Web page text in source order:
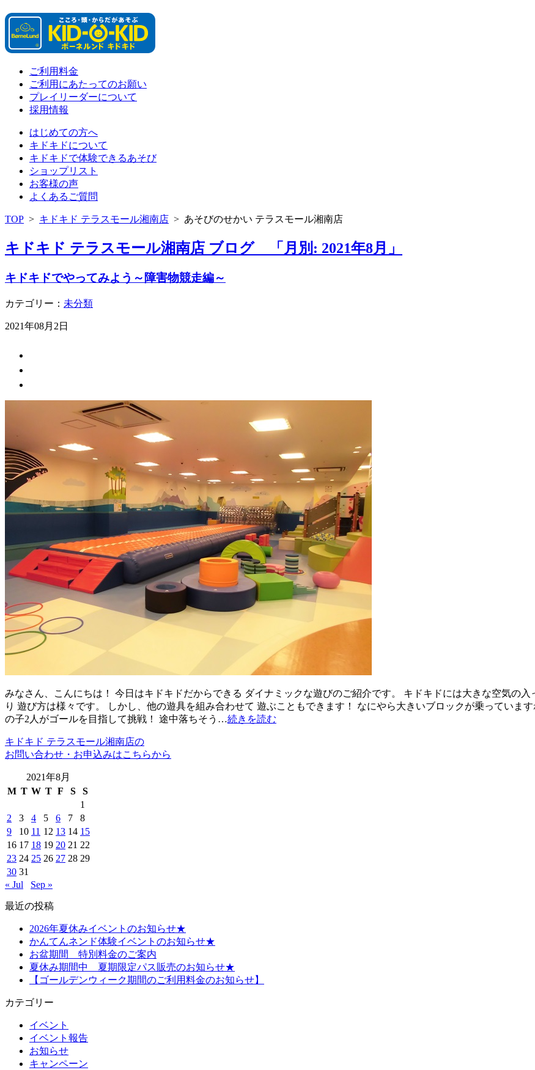
ご利用料金
ご利用にあたってのお願い
プレイリーダーについて
採用情報
はじめての方へ
キドキドについて
キドキドで体験できるあそび
ショップリスト
お客様の声
よくあるご質問
TOP > キドキド テラスモール湘南店 > あそびのせかい テラスモール湘南店
キドキド テラスモール湘南店 ブログ 「月別: 2021年8月」
キドキドでやってみよう～障害物競走編～
カテゴリー： 未分類
2021年08月2日
みなさん、こんにちは！ 今日はキドキドだからできる ダイナミックな遊びのご紹介です。 キドキドには大きな空気の
り 遊び方は様々です。 しかし、他の遊具を組み合わせて 遊ぶこともできます！ なにやら大きいブロックが乗っていま
の子2人がゴールを目指して挑戦！ 途中落ちそう…続きを読む
キドキド テラスモール湘南店の
お問い合わせ・お申込みはこちらから
2021年8月
M T W T F S
S
1
2
3 4 5 6 7
8
9
10 11 12 13 14 15
16 17 18 19 20 21 22
23 24 25 26 27 28 29
30 31
« Jul
Sep »
最近の投稿
2026年夏休みイベントのお知らせ★
かんてんネンド体験イベントのお知らせ★
お盆期間 特別料金のご案内
夏休み期間中 夏期限定パス販売のお知らせ★
【ゴールデンウィーク期間のご利用料金のお知らせ】
カテゴリー
イベント
イベント報告
お知らせ
キャンペーン